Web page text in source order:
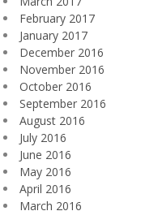
February 2017
January 2017
December 2016
November 2016
October 2016
September 2016
August 2016
July 2016
June 2016
May 2016
April 2016
March 2016